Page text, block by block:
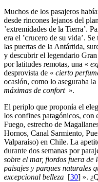
Muchos de los pasajeros
desde rincones lejanos del
’extremidades de la Tierra’.
era el ’crucero de su vida’.
las puertas de la Antártida,
y descubrir el legendario
por latitudes remotas, una «
desprovista de « cierto
ocasión, como lo aseguraba
máximas de confort ».
El periplo que proponía el
los confines patagónicos, con
Fuego, estrecho de
Hornos, Canal Sarmiento,
Valparaíso) en Chile. La
durante dos semanas por
sobre el mar, fiordos fuera de
paisajes y parques naturales
excepcional belleza [30] ».